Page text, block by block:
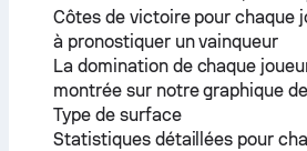
Côtes de victoire pour chaque
à pronostiquer un vainqueur
La domination de chaque
montrée sur notre graphique
Type de surface
Statistiques détaillées pour